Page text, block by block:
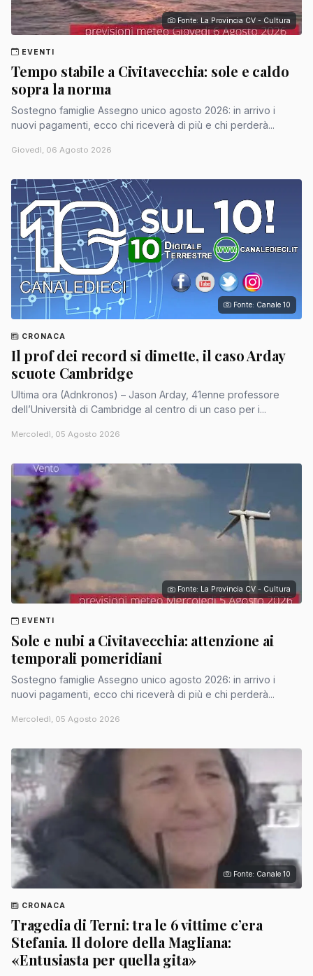
Fonte: La Provincia CV - Cultura
EVENTI
Tempo stabile a Civitavecchia: sole e caldo
sopra la norma
Sostegno famiglie Assegno unico agosto 2026: in arrivo i
nuovi pagamenti, ecco chi riceverà di più e chi perderà...
Giovedì, 06 Agosto 2026
Fonte: Canale 10
CRONACA
Il prof dei record si dimette, il caso Arday
scuote Cambridge
Ultima ora (Adnkronos) – Jason Arday, 41enne professore
dell’Università di Cambridge al centro di un caso per i...
Mercoledì, 05 Agosto 2026
Fonte: La Provincia CV - Cultura
EVENTI
Sole e nubi a Civitavecchia: attenzione ai
temporali pomeridiani
Sostegno famiglie Assegno unico agosto 2026: in arrivo i
nuovi pagamenti, ecco chi riceverà di più e chi perderà...
Mercoledì, 05 Agosto 2026
Fonte: Canale 10
CRONACA
Tragedia di Terni: tra le 6 vittime c’era
Stefania. Il dolore della Magliana:
«Entusiasta per quella gita»